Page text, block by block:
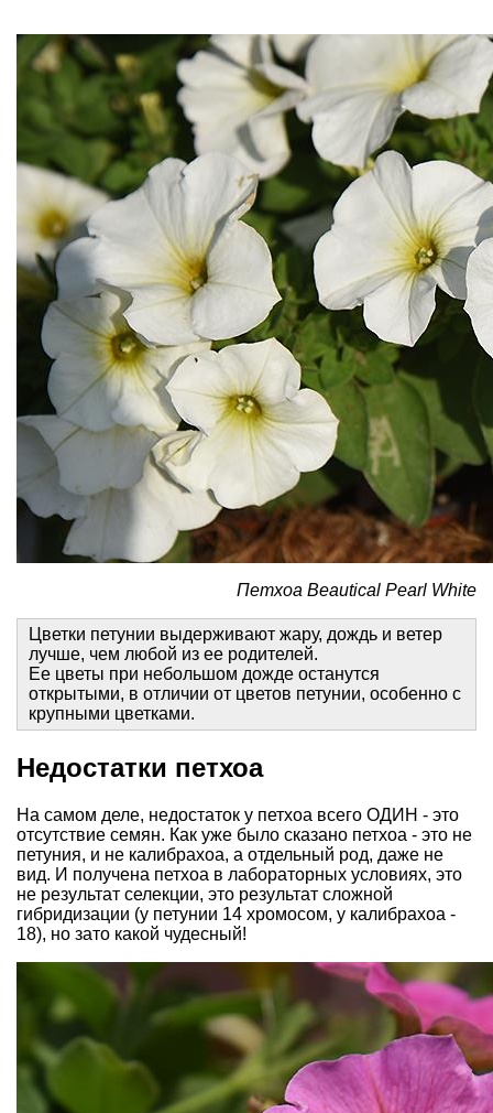
Петхоа Beautical Pearl White
Цветки петунии выдерживают жару, дождь и ветер
лучше, чем любой из ее родителей.
Ее цветы при небольшом дожде останутся
открытыми, в отличии от цветов петунии, особенно с
крупными цветками.
Недостатки петхоа
На самом деле, недостаток у петхоа всего ОДИН - это
отсутствие семян. Как уже было сказано петхоа - это не
петуния, и не калибрахоа, а отдельный род, даже не
вид. И получена петхоа в лабораторных условиях, это
не результат селекции, это результат сложной
гибридизации (у петунии 14 хромосом, у калибрахоа -
18), но зато какой чудесный!